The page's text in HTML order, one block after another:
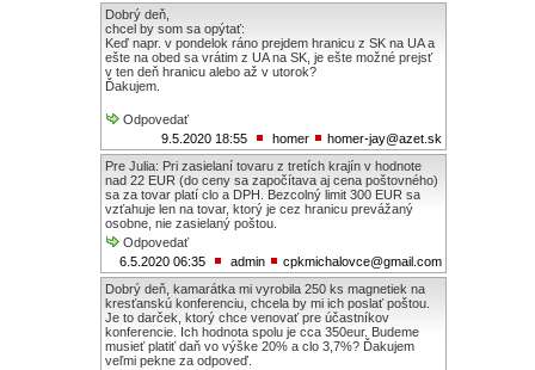
Dobrý deň,
chcel by som sa opýtať:
Keď napr. v pondelok ráno prejdem hranicu z SK na UA a
ešte na obed sa vrátim z UA na SK, je ešte možné prejsť
v ten deň hranicu alebo až v utorok?
Ďakujem.
Odpovedať
9.5.2020 18:55
homer
homer-jay@azet.sk
Pre Julia: Pri zasielaní tovaru z tretích krajín v hodnote
nad 22 EUR (do ceny sa započítava aj cena poštovného)
sa za tovar platí clo a DPH. Bezcolný limit 300 EUR sa
vzťahuje len na tovar, ktorý je cez hranicu prevážaný
osobne, nie zasielaný poštou.
Odpovedať
6.5.2020 06:35
admin
cpkmichalovce@gmail.com
Dobrý deň, kamarátka mi vyrobila 250 ks magnetiek na
kresťanskú konferenciu, chcela by mi ich poslať poštou.
Je to darček, ktorý chce venovať pre účastníkov
konferencie. Ich hodnota spolu je cca 350eur. Budeme
musieť platiť daň vo výške 20% a clo 3,7%? Ďakujem
veľmi pekne za odpoveď.